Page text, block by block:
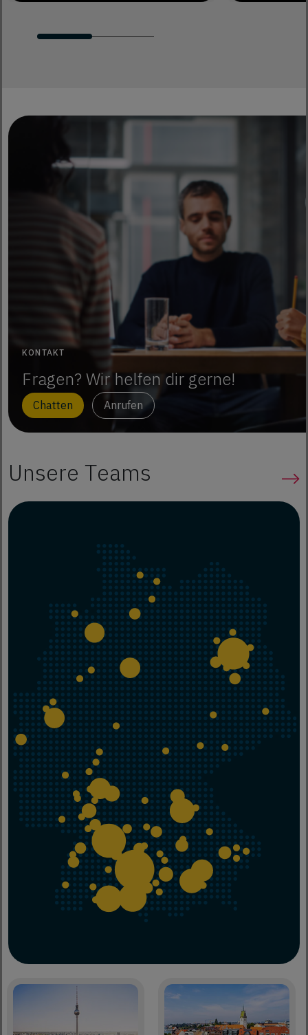
KONTAKT
Fragen? Wir helfen dir gerne!
Chatten Anrufen
Unsere Teams